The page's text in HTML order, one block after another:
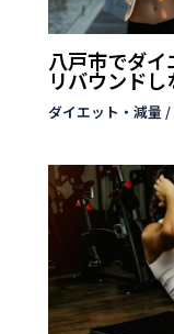
八戸市でダイ
リバウンドし
ダイエット・減量 /